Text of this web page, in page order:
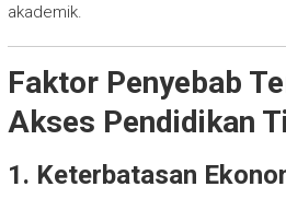
akademik.
Faktor Penyebab
Akses Pendidikan
1. Keterbatasan